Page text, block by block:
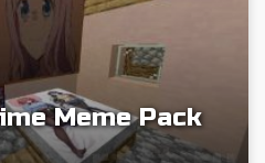
Meme Pack